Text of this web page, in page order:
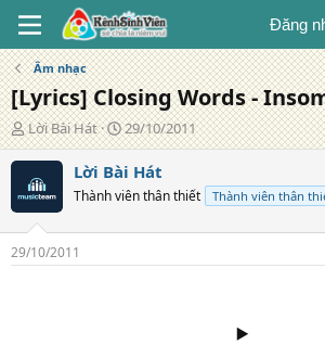
Đăng
Âm nhạc
[Lyrics] Closing Words -
T
á
c
g
i
ả
Lời Bài Hát
N
g
à
y
đ
g
29/10/2011
Lời Bài Hát
Thành viên thân thiết Thành viên thân
29/10/2011
▶️